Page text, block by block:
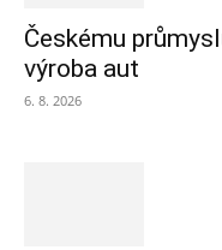
Českému
výroba aut
6. 8. 2026